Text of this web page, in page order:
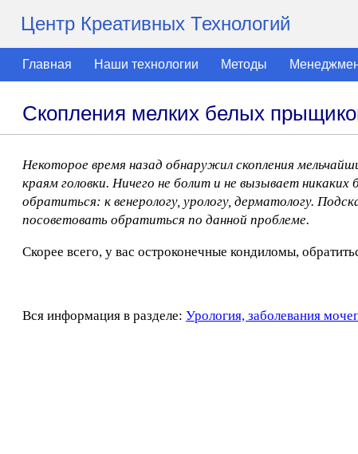
Центр Креативных Технологий
Главная Наши технологии Методы
Скопления мелких белых
Некоторое время назад обнаружил скопления
краям головки. Ничего не болит и не вызывает
обратиться: к венерологу, урологу, дерматологу.
посоветовать обратиться по данной проблеме.
Скорее всего, у вас остроконечные кондиломы,
Вся информация в разделе: Урология, заболевания